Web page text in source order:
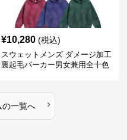
¥10,280 (税込)
スウェットメンズ ダメージ加工
裏起毛パーカー男女兼用全十色
の一覧へ ›